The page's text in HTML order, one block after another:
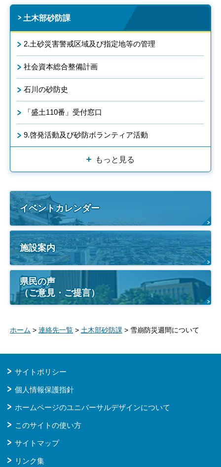
土木部砂防課
2.土砂災害警戒区域及び指定地等の管理
社会資本総合整備計画
石川の砂防史
「盛土110番」受付窓口
9.啓発活動及び砂防ボランティア活動
もっと見る
イベントカレンダー
施設案内
県民の声
（ご意見・ご提言）
ホーム > 連絡先一覧 > 土木部砂防課 > 雪崩防災週間について
サイトポリシー
個人情報保護指針
ホームページのユニバーサルデザインについて
このサイトの使い方
サイトマップ
リンク集